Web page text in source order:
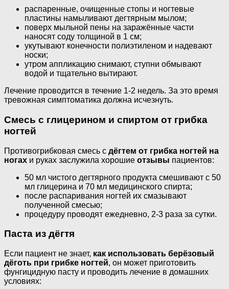
распаренные, очищенные стопы и ногтевые
пластины намыливают дегтярным мылом;
поверх мыльной пены на заражённые части
наносят соду толщиной в 1 см;
укутывают конечности полиэтиленом и надевают
носки;
утром аппликацию снимают, ступни обмывают
водой и тщательно вытирают.
Лечение проводится в течение 1-2 недель. За это время
тревожная симптоматика должна исчезнуть.
Смесь с глицерином и спиртом от грибка
ногтей
Противогрибковая смесь с дёгтем от грибка ногтей на
ногах и руках заслужила хорошие отзывы пациентов:
50 мл чистого дегтярного продукта смешивают с 50
мл глицерина и 70 мл медицинского спирта;
после распаривания ногтей их смазывают
полученной смесью;
процедуру проводят ежедневно, 2-3 раза за сутки.
Паста из дёгтя
Если пациент не знает, как использовать берёзовый
дёготь при грибке ногтей, он может приготовить
фунгицидную пасту и проводить лечение в домашних
условиях: